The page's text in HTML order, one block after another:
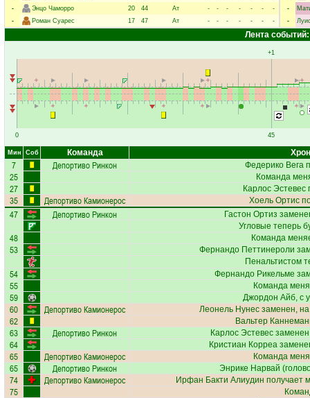
-
Энцо Чаморро 20 44 Ат - - - - - -
-
-
Роман Суарес 17 47 Ат - - - - - - -
-
-
Лента событий:
0
+1
45
Мин Соб Команда
7 Депортиво Ринкон Федерико Вега
25 Команда
27 Карлос Эстевес
35 Депортиво Камионерос Хоель Ортис
47 Депортиво Ринкон Гастон Ортиз
Угловые теперь
48 Команда
53 Фернандо Петтинероли
Пенальтистом
54 Фернандо Рикельме
55 Команда
59 Джордон Айб, с
60 Депортиво Камионерос Леонель Нунесзаменен,
62 Вальтер
63 Депортиво Ринкон Карлос Эстевес
64 Кристиан Корреа
65 Депортиво Камионерос Команда
65 Депортиво Ринкон Энрике Нарвай
74 Депортиво Камионерос Ирфан Бакти Алиудин получает
75